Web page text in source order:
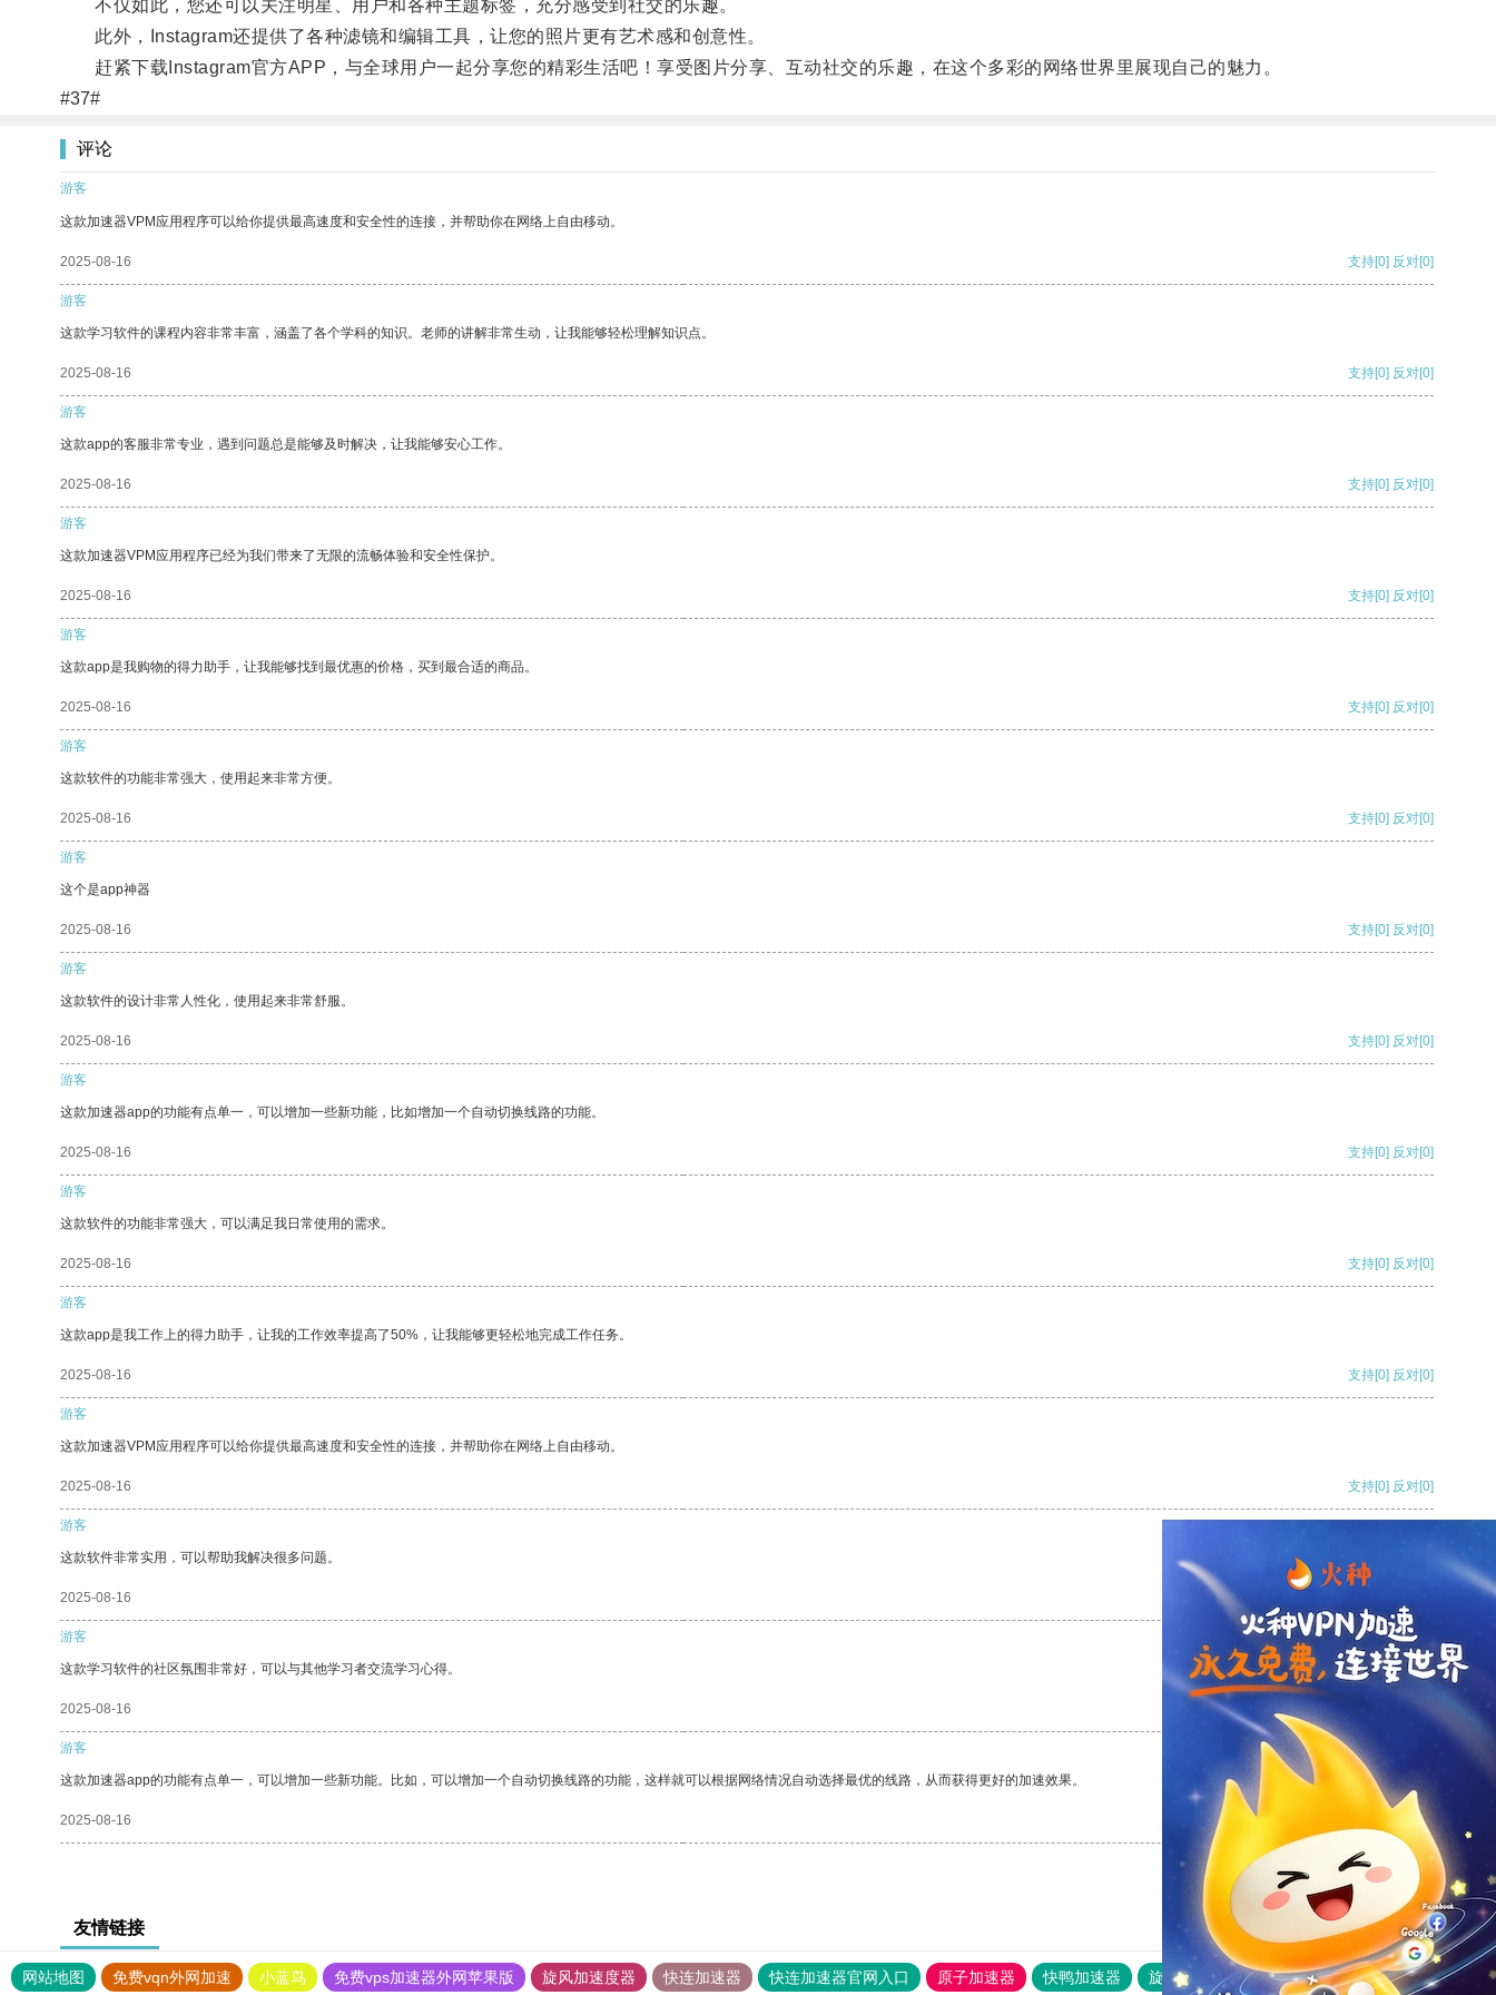
不仅如此，您还可以关注明星、用户和各种主题标签，充分感受到社交的乐趣。
此外，Instagram还提供了各种滤镜和编辑工具，让您的照片更有艺术感和创意性。
赶紧下载Instagram官方APP，与全球用户一起分享您的精彩生活吧！享受图片分享、互动社交的乐趣，在这个多彩的网络世界里展现自己的魅力。
#37#
评论
游客
这款加速器VPM应用程序可以给你提供最高速度和安全性的连接，并帮助你在网络上自由移动。
2025-08-16 支持[0] 反对[0]
游客
这款学习软件的课程内容非常丰富，涵盖了各个学科的知识。老师的讲解非常生动，让我能够轻松理解知识点。
2025-08-16 支持[0] 反对[0]
游客
这款app的客服非常专业，遇到问题总是能够及时解决，让我能够安心工作。
2025-08-16 支持[0] 反对[0]
游客
这款加速器VPM应用程序已经为我们带来了无限的流畅体验和安全性保护。
2025-08-16 支持[0] 反对[0]
游客
这款app是我购物的得力助手，让我能够找到最优惠的价格，买到最合适的商品。
2025-08-16 支持[0] 反对[0]
游客
这款软件的功能非常强大，使用起来非常方便。
2025-08-16 支持[0] 反对[0]
游客
这个是app神器
2025-08-16 支持[0] 反对[0]
游客
这款软件的设计非常人性化，使用起来非常舒服。
2025-08-16 支持[0] 反对[0]
游客
这款加速器app的功能有点单一，可以增加一些新功能，比如增加一个自动切换线路的功能。
2025-08-16 支持[0] 反对[0]
游客
这款软件的功能非常强大，可以满足我日常使用的需求。
2025-08-16 支持[0] 反对[0]
游客
这款app是我工作上的得力助手，让我的工作效率提高了50%，让我能够更轻松地完成工作任务。
2025-08-16 支持[0] 反对[0]
游客
这款加速器VPM应用程序可以给你提供最高速度和安全性的连接，并帮助你在网络上自由移动。
2025-08-16 支持[0] 反对[0]
游客
这款软件非常实用，可以帮助我解决很多问题。
2025-08-16
游客
这款学习软件的社区氛围非常好，可以与其他学习者交流学习心得。
2025-08-16 反对
游客
这款加速器app的功能有点单一，可以增加一些新功能。比如，可以增加一个自动切换线路的功能，这样就可以根据网络情况自动选择最优的线路，从而获得更好的加速效果。
2025-08-16 反对[0]
友情链接
网站地图 免费vqn外网加速 小蓝鸟 免费vps加速器外网苹果版 旋风加速度器 快连加速器 快连加速器官网入口 原子加速器 快鸭加速器 旋风加速度器 外网网址导航 软件中心